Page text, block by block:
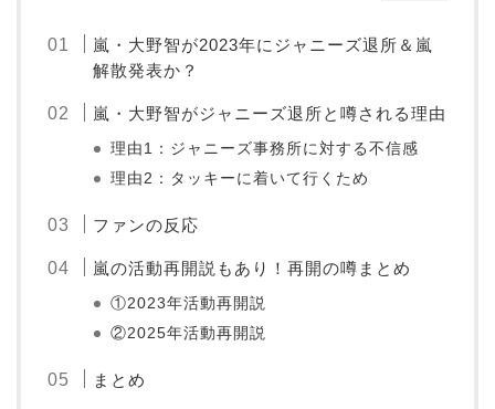
嵐・大野智が2023年にジャニーズ退所＆嵐
解散発表か？
嵐・大野智がジャニーズ退所と噂される理由
理由1：ジャニーズ事務所に対する不信感
理由2：タッキーに着いて行くため
ファンの反応
嵐の活動再開説もあり！再開の噂まとめ
①2023年活動再開説
②2025年活動再開説
まとめ